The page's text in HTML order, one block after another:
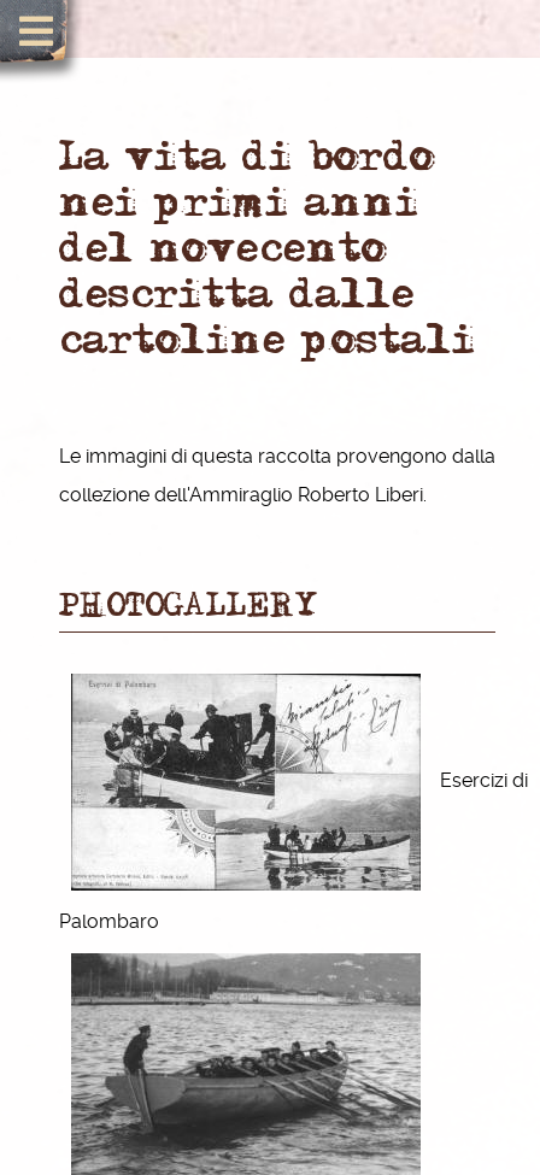
La vita di bordo
nei primi anni
del novecento
descritta dalle
cartoline postali
Le immagini di questa raccolta provengono dalla
collezione dell'Ammiraglio Roberto Liberi.
PHOTOGALLERY
Esercizi di
Palombaro